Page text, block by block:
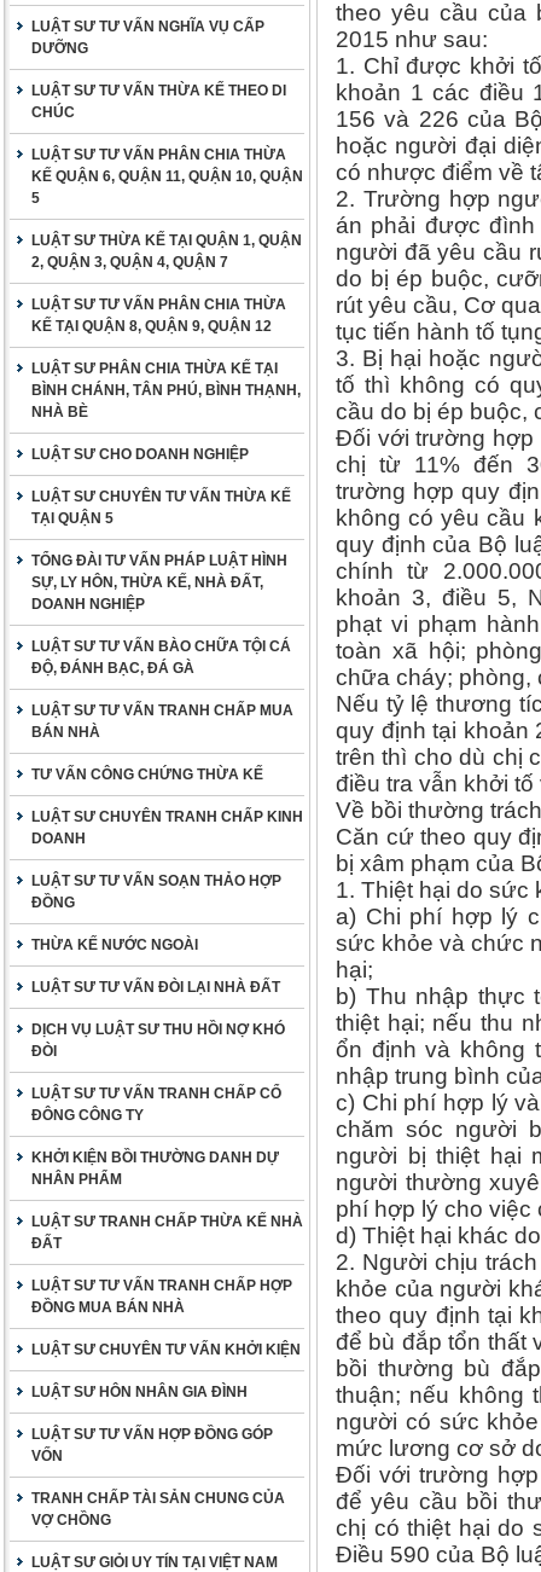
LUẬT SƯ TƯ VẤN NGHĨA VỤ CẤP
DƯỠNG
LUẬT SƯ TƯ VẤN THỪA KẾ THEO DI
CHÚC
LUẬT SƯ TƯ VẤN PHÂN CHIA THỪA
KẾ QUẬN 6, QUẬN 11, QUẬN 10, QUẬN
5
LUẬT SƯ THỪA KẾ TẠI QUẬN 1, QUẬN
2, QUẬN 3, QUẬN 4, QUẬN 7
LUẬT SƯ TƯ VẤN PHÂN CHIA THỪA
KẾ TẠI QUẬN 8, QUẬN 9, QUẬN 12
LUẬT SƯ PHÂN CHIA THỪA KẾ TẠI
BÌNH CHÁNH, TÂN PHÚ, BÌNH THẠNH,
NHÀ BÈ
LUẬT SƯ CHO DOANH NGHIỆP
LUẬT SƯ CHUYÊN TƯ VẤN THỪA KẾ
TẠI QUẬN 5
TỔNG ĐÀI TƯ VẤN PHÁP LUẬT HÌNH
SỰ, LY HÔN, THỪA KẾ, NHÀ ĐẤT,
DOANH NGHIỆP
LUẬT SƯ TƯ VẤN BÀO CHỮA TỘI CÁ
ĐỘ, ĐÁNH BẠC, ĐÁ GÀ
LUẬT SƯ TƯ VẤN TRANH CHẤP MUA
BÁN NHÀ
TƯ VẤN CÔNG CHỨNG THỪA KẾ
LUẬT SƯ CHUYÊN TRANH CHẤP KINH
DOANH
LUẬT SƯ TƯ VẤN SOẠN THẢO HỢP
ĐỒNG
THỪA KẾ NƯỚC NGOÀI
LUẬT SƯ TƯ VẤN ĐÒI LẠI NHÀ ĐẤT
DỊCH VỤ LUẬT SƯ THU HỒI NỢ KHÓ
ĐÒI
LUẬT SƯ TƯ VẤN TRANH CHẤP CỔ
ĐÔNG CÔNG TY
KHỞI KIỆN BỒI THƯỜNG DANH DỰ
NHÂN PHẨM
LUẬT SƯ TRANH CHẤP THỪA KẾ NHÀ
ĐẤT
LUẬT SƯ TƯ VẤN TRANH CHẤP HỢP
ĐỒNG MUA BÁN NHÀ
LUẬT SƯ CHUYÊN TƯ VẤN KHỞI KIỆN
LUẬT SƯ HÔN NHÂN GIA ĐÌNH
LUẬT SƯ TƯ VẤN HỢP ĐỒNG GÓP
VỐN
TRANH CHẤP TÀI SẢN CHUNG CỦA
VỢ CHỒNG
LUẬT SƯ GIỎI UY TÍN TẠI VIỆT NAM
theo yêu cầu của
2015 như sau:
1. Chỉ được khởi
khoản 1 các điều
156 và 226 của
hoặc người đại
có nhược điểm về
2. Trường hợp
án phải được
người đã yêu cầu
do bị ép buộc,
rút yêu cầu, Cơ
tục tiến hành tố
3. Bị hại hoặc
tố thì không có
cầu do bị ép buộc,
Đối với trường hợp
chị từ 11% đến
trường hợp quy
không có yêu cầu
quy định của Bộ
chính từ
khoản 3, điều 5,
phạt vi phạm
toàn xã hội;
chữa cháy; phòng,
Nếu tỷ lệ thương
quy định tại khoản
trên thì cho dù chị
điều tra vẫn khởi
Về bồi thường
Căn cứ theo quy
bị xâm phạm của
1. Thiệt hại do sức
a) Chi phí hợp lý
sức khỏe và chức
hại;
b) Thu nhập thực
thiệt hại; nếu thu
ổn định và không
nhập trung bình
c) Chi phí hợp lý
chăm sóc người
người bị thiệt hại
người thường
phí hợp lý cho việc
d) Thiệt hại khác
2. Người chịu
khỏe của người
theo quy định tại
để bù đắp tổn thất
bồi thường bù
thuận; nếu không
người có sức
mức lương cơ sở
Đối với trường
để yêu cầu bồi
chị có thiệt hại do
Điều 590 của Bộ